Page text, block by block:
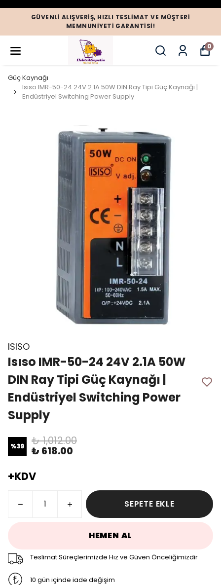
GÜVENLI ALIŞVERIŞ, HIZLI TESLIMAT VE MÜŞTERI
MEMNUNIYETI GARANTISI!
0
Güç Kaynağı
Isıso IMR-50-24 24V 2.1A 50W DIN Ray Tipi Güç Kaynağı |
Endüstriyel Switching Power Supply
ISISO
Isıso IMR-50-24 24V 2.1A 50W
DIN Ray Tipi Güç Kaynağı |
Endüstriyel Switching Power
Supply
%39 ₺ 1,012.00
₺ 618.00
+KDV
SEPETE EKLE
HEMEN AL
Teslimat Süreçlerimizde Hız ve Güven Önceliğimizdir
10 gün içinde iade değişim